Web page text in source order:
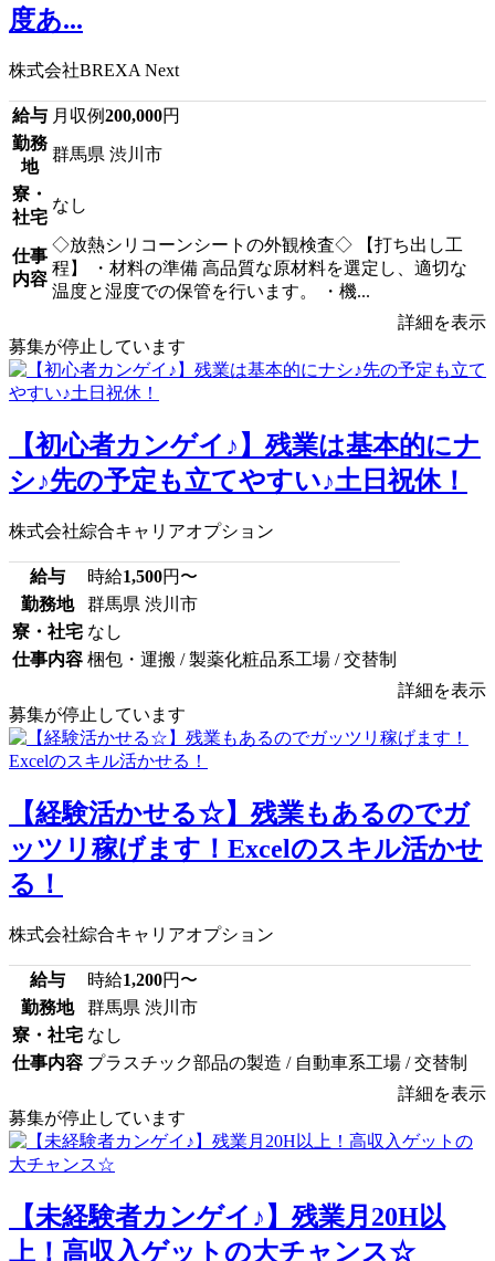
度あ...
株式会社BREXA Next
給与 月収例200,000円
勤務
地
群馬県 渋川市
寮・
社宅
なし
仕事
内容
◇放熱シリコーンシートの外観検査◇ 【打ち出し工
程】 ・材料の準備 高品質な原材料を選定し、適切な
温度と湿度での保管を行います。 ・機...
詳細を表示
募集が停止しています
【初心者カンゲイ♪】残業は基本的にナ
シ♪先の予定も立てやすい♪土日祝休！
株式会社綜合キャリアオプション
給与 時給1,500円〜
勤務地
群馬県 渋川市
寮・社宅 なし
仕事内容 梱包・運搬 / 製薬化粧品系工場 / 交替制
詳細を表示
募集が停止しています
【経験活かせる☆】残業もあるのでガ
ッツリ稼げます！Excelのスキル活かせ
る！
株式会社綜合キャリアオプション
給与 時給1,200円〜
勤務地
群馬県 渋川市
寮・社宅 なし
仕事内容 プラスチック部品の製造 / 自動車系工場 / 交替制
詳細を表示
募集が停止しています
【未経験者カンゲイ♪】残業月20H以
上！高収入ゲットの大チャンス☆